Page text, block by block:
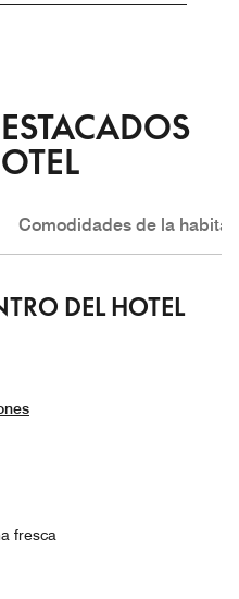
Comodidades de la
DEL HOTEL
fresca